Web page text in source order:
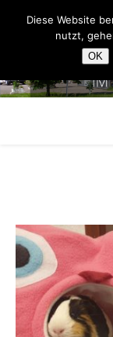
Diese Website
nutzt,
OK